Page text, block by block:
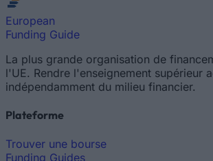
European
Funding Guide
La plus grande organisation de
l'UE. Rendre l'enseignement supérieur
indépendamment du milieu financier.
Plateforme
Trouver une bourse
Funding Guides